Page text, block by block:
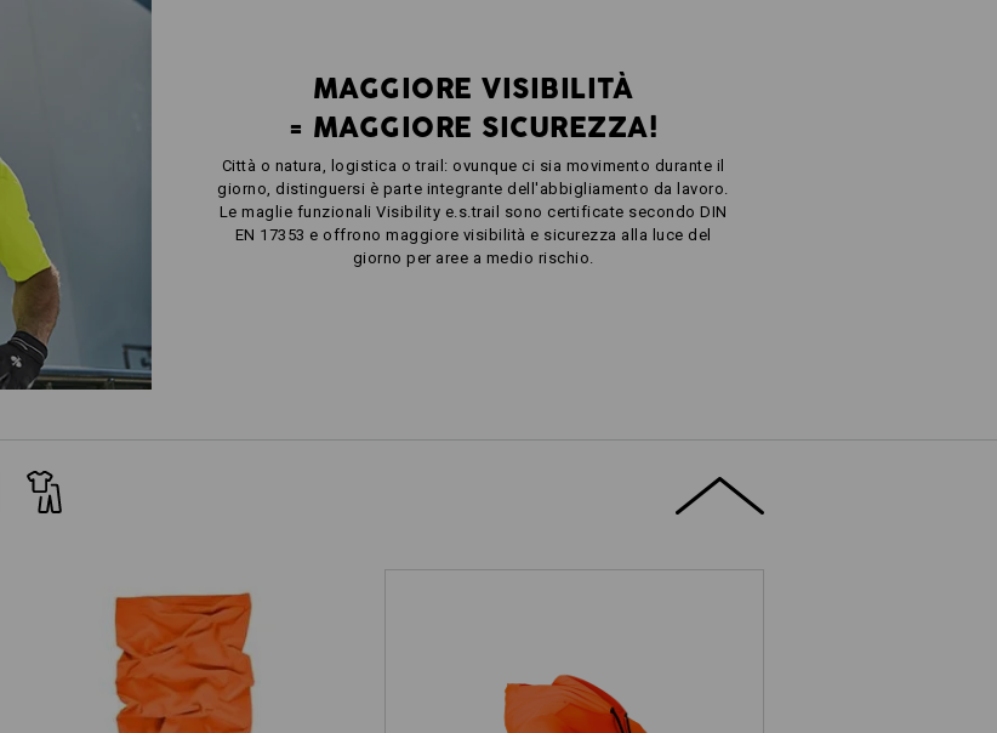
MAGGIORE VISIBILITÀ
= MAGGIORE SICUREZZA!
Città o natura, logistica o trail: ovunque ci sia movimento durante il
giorno, distinguersi è parte integrante dell'abbigliamento da lavoro.
Le maglie funzionali Visibility e.s.trail sono certificate secondo DIN
EN 17353 e offrono maggiore visibilità e sicurezza alla luce del
giorno per aree a medio rischio.
Foulard multifunzione UV e.s.trail